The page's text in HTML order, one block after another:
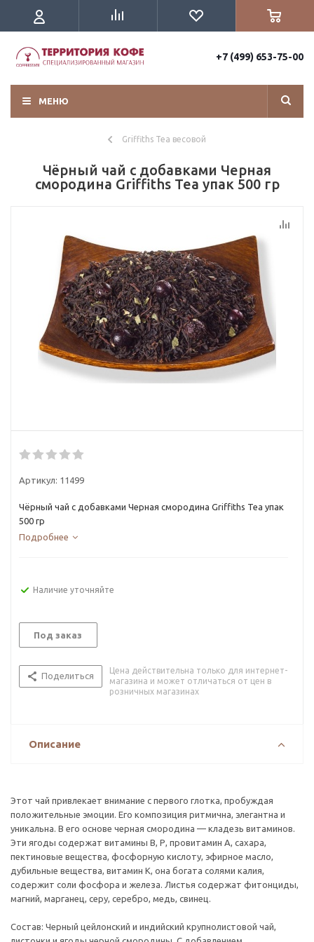
+7 (499) 653-75-00
МЕНЮ
Griffiths Tea весовой
Чёрный чай с добавками Черная
смородина Griffiths Tea упак 500 гр
Артикул: 11499
Чёрный чай с добавками Черная смородина Griffiths Tea упак
500 гр
Подробнее
Наличие уточняйте
Под заказ
Поделиться
Цена действительна только для интернет-
магазина и может отличаться от цен в
розничных магазинах
Описание
Этот чай привлекает внимание с первого глотка, пробуждая
положительные эмоции. Его композиция ритмична, элегантна и
уникальна. В его основе черная смородина — кладезь витаминов.
Эти ягоды содержат витамины В, Р, провитамин А, сахара,
пектиновые вещества, фосфорную кислоту, эфирное масло,
дубильные вещества, витамин К, она богата солями калия,
содержит соли фосфора и железа. Листья содержат фитонциды,
магний, марганец, серу, серебро, медь, свинец.
Состав: Черный цейлонский и индийский крупнолистовой чай,